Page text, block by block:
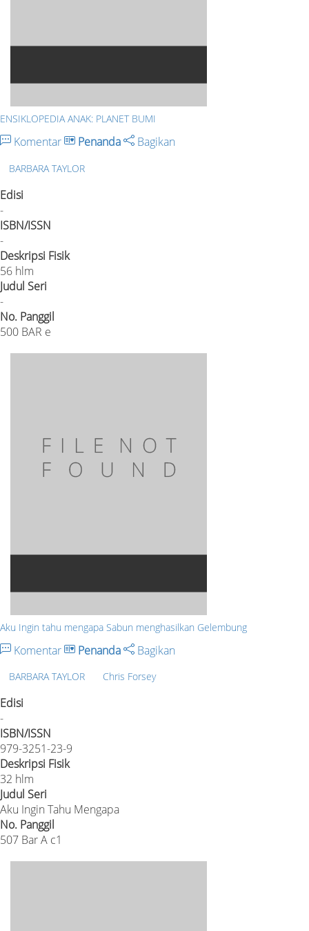
ENSIKLOPEDIA ANAK: PLANET BUMI
Komentar Penanda Bagikan
BARBARA TAYLOR
Edisi
-
ISBN/ISSN
-
Deskripsi Fisik
56 hlm
Judul Seri
-
No. Panggil
500 BAR e
Aku Ingin tahu mengapa Sabun menghasilkan Gelembung
Komentar Penanda Bagikan
BARBARA TAYLOR Chris Forsey
Edisi
-
ISBN/ISSN
979-3251-23-9
Deskripsi Fisik
32 hlm
Judul Seri
Aku Ingin Tahu Mengapa
No. Panggil
507 Bar A c1